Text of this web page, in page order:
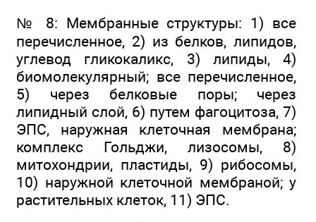
№ 8: Мембранные структуры: 1) все
перечисленное, 2) из белков, липидов,
углевод гликокаликс, 3) липиды, 4)
биомолекулярный; все перечисленное,
5) через белковые поры; через
липидный слой, 6) путем фагоцитоза, 7)
ЭПС, наружная клеточная мембрана;
комплекс Гольджи, лизосомы, 8)
митохондрии, пластиды, 9) рибосомы,
10) наружной клеточной мембраной; у
растительных клеток, 11) ЭПС.